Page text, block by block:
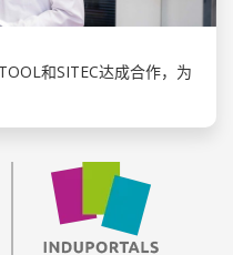
和SITEC达成合作，为